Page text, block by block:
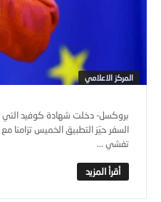
المركز الاعلامي
بروكسل- دخلت شهادة كوفيد التي
السفر حيّز التطبيق الخميس
تفشي ...